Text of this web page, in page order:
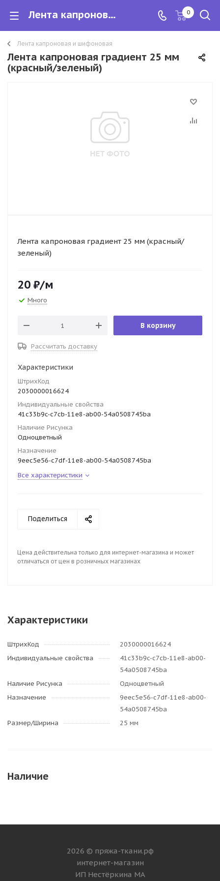
Лента капроновая градиент 25 мм (красный/зеленый) 0
Лента капроновая и шифоновая
Лента капроновая градиент 25 мм
(красный/зеленый)
Лента капроновая градиент 25 мм (красный/
зеленый)
20 ₽/м
Много
В корзину
Рассчитать доставку
Характеристики
ШтрихКод
2030000016624
Индивидуальные свойства
41c33b9c-c7cb-11e8-ab00-54a0508745ba
Наличие Рисунка
Одноцветный
Назначение
9eec5e56-c7df-11e8-ab00-54a0508745ba
Все характеристики
Поделиться
Цена действительна только для интернет-магазина и может
отличаться от цен в розничных магазинах
Характеристики
ШтрихКод
2030000016624
Индивидуальные свойства
41c33b9c-c7cb-11e8-ab00-
54a0508745ba
Наличие Рисунка
Одноцветный
Назначение
9eec5e56-c7df-11e8-ab00-
54a0508745ba
Размер/Ширина
25 мм
Наличие
2026 © пряжа-ткани.рф
интернет-магазин
ИП Нестёркина МА